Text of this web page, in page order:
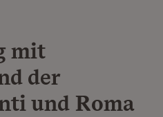
mit
der
und Roma